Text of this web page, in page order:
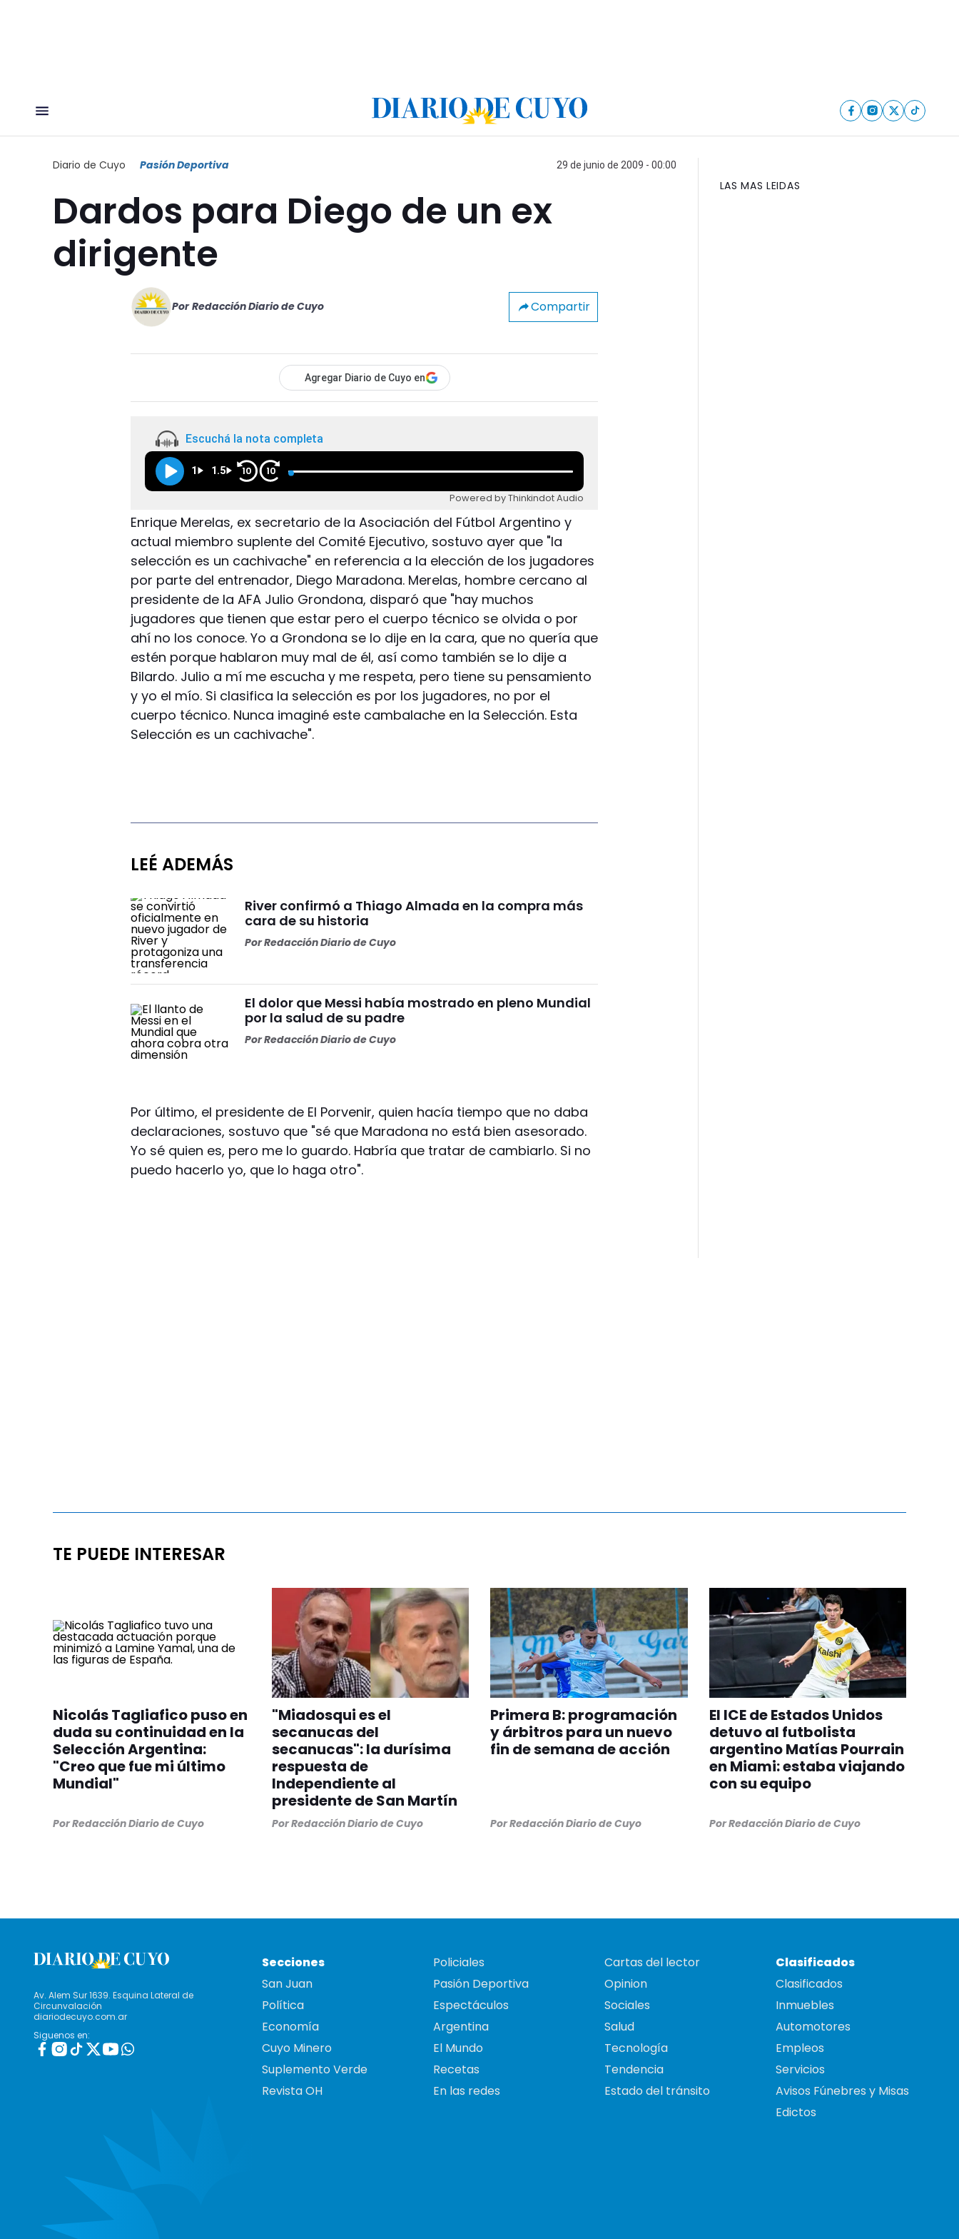
Diario de Cuyo Pasión Deportiva 29 de junio de 2009 - 00:00
Dardos para Diego de un ex
dirigente
Por Redacción Diario de Cuyo Compartir
Agregar Diario de Cuyo en
Escuchá la nota completa
1 1.5 10 10
Powered by Thinkindot Audio
Enrique Merelas, ex secretario de la Asociación del Fútbol Argentino y
actual miembro suplente del Comité Ejecutivo, sostuvo ayer que "la
selección es un cachivache" en referencia a la elección de los jugadores
por parte del entrenador, Diego Maradona. Merelas, hombre cercano al
presidente de la AFA Julio Grondona, disparó que "hay muchos
jugadores que tienen que estar pero el cuerpo técnico se olvida o por
ahí no los conoce. Yo a Grondona se lo dije en la cara, que no quería que
estén porque hablaron muy mal de él, así como también se lo dije a
Bilardo. Julio a mí me escucha y me respeta, pero tiene su pensamiento
y yo el mío. Si clasifica la selección es por los jugadores, no por el
cuerpo técnico. Nunca imaginé este cambalache en la Selección. Esta
Selección es un cachivache".
LEÉ ADEMÁS
River confirmó a Thiago Almada en la compra más
cara de su historia
PorRedacción Diario de Cuyo
El dolor que Messi había mostrado en pleno Mundial
por la salud de su padre
PorRedacción Diario de Cuyo
Por último, el presidente de El Porvenir, quien hacía tiempo que no daba
declaraciones, sostuvo que "sé que Maradona no está bien asesorado.
Yo sé quien es, pero me lo guardo. Habría que tratar de cambiarlo. Si no
puedo hacerlo yo, que lo haga otro".
LAS MAS LEIDAS
TE PUEDE INTERESAR
Nicolás Tagliafico puso en
duda su continuidad en la
Selección Argentina:
"Creo que fue mi último
Mundial"
PorRedacción Diario de Cuyo
"Miadosqui es el
secanucas del
secanucas": la durísima
respuesta de
Independiente al
presidente de San Martín
PorRedacción Diario de Cuyo
Primera B: programación
y árbitros para un nuevo
fin de semana de acción
PorRedacción Diario de Cuyo
El ICE de Estados Unidos
detuvo al futbolista
argentino Matías Pourrain
en Miami: estaba viajando
con su equipo
PorRedacción Diario de Cuyo
Av. Alem Sur 1639. Esquina Lateral de
Circunvalación
diariodecuyo.com.ar
Siguenos en:
Secciones
San Juan
Política
Economía
Cuyo Minero
Suplemento Verde
Revista OH
Policiales
Pasión Deportiva
Espectáculos
Argentina
El Mundo
Recetas
En las redes
Cartas del lector
Opinion
Sociales
Salud
Tecnología
Tendencia
Estado del tránsito
Clasificados
Clasificados
Inmuebles
Automotores
Empleos
Servicios
Avisos Fúnebres y Misas
Edictos